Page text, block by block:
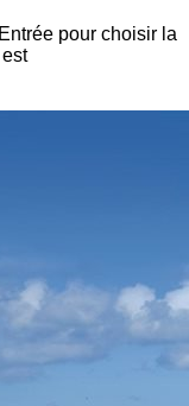
pour choisir la